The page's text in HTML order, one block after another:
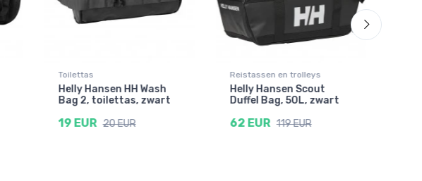
Toilettas
Helly Hansen HH Wash
Bag 2, toilettas, zwart
19 EUR 20 EUR
Reistassen en trolleys
Helly Hansen Scout
Duffel Bag, 50L, zwart
62 EUR 119 EUR